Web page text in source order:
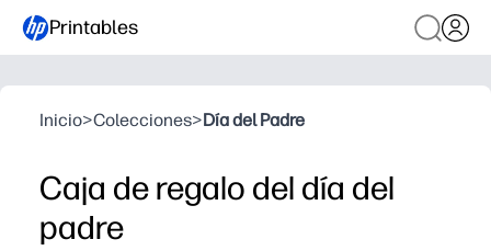
Printables
Inicio>Colecciones>Día del Padre
Caja de regalo del día del
padre